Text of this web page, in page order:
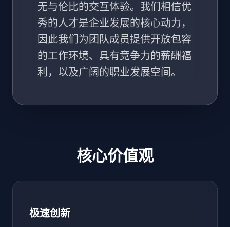
无与伦比的交互体验。我们相信优
秀的人才是企业发展的核心动力，
因此我们为团队成员提供开放包容
的工作环境、具有竞争力的薪酬福
利，以及广阔的职业发展空间。
核心价值观
极速创新